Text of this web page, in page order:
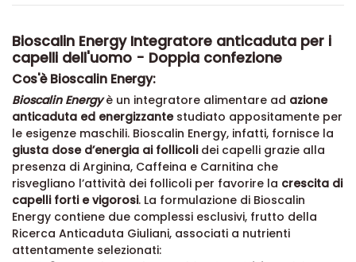
Bioscalin Energy Integratore anticaduta per i
capelli dell'uomo - Doppia confezione
Cos'è Bioscalin Energy:
Bioscalin Energyè un integratore alimentare ad azione
anticaduta ed energizzantestudiato appositamente per
le esigenze maschili. Bioscalin Energy, infatti, fornisce la
giusta dose d’energia ai follicolidei capelli grazie alla
presenza di Arginina, Caffeina e Carnitina che
risvegliano l’attività dei follicoli per favorire la crescita di
capelli forti e vigorosi. La formulazione di Bioscalin
Energy contiene due complessi esclusivi, frutto della
Ricerca Anticaduta Giuliani, associati a nutrienti
attentamente selezionati: